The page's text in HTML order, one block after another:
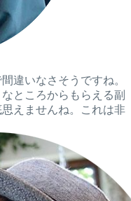
違いなさそうですね。
ところからもらえる副
えませんね。これは非